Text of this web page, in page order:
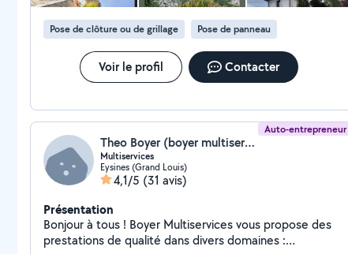
Pose de clôture ou de grillage Pose de panneau
Voir le profil Contacter
Auto-entrepreneur
Theo Boyer (boyer multiservice)
Multiservices
Eysines (Grand Louis)
4,1/5 (31 avis)
Présentation
Bonjour à tous ! Boyer Multiservices vous propose des
prestations de qualité dans divers domaines :